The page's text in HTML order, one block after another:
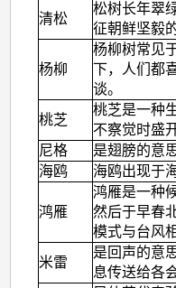
清松
松树长年翠
征朝鲜坚毅
杨柳
杨柳树常见
下，人们都
谈。
桃芝
桃芝是一种
不察觉时盛
尼格
是翅膀的意
海鸥
海鸥出现于
鸿雁
鸿雁是一种
然后于早春
模式与台风
米雷
是回声的意
息传送给各